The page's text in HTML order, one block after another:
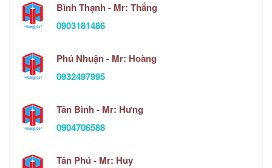
Bình Thạnh - Mr: Thắng
0903181486
Phú Nhuận - Mr: Hoàng
0932497995
Tân Bình - Mr: Hưng
0904706588
Tân Phú - Mr: Huy